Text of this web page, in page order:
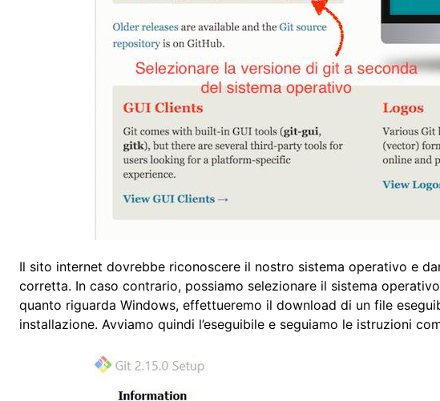
Il sito internet dovrebbe riconoscere il nostro sistema operativo e
corretta. In caso contrario, possiamo selezionare il sistema
quanto riguarda Windows, effettueremo il download di un file
installazione. Avviamo quindi l’eseguibile e seguiamo le istruzioni